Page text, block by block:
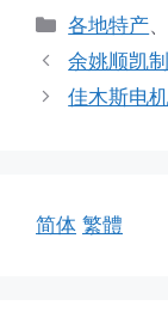
分
类
各地特产
余姚顺凯
佳木斯电
简体 繁體